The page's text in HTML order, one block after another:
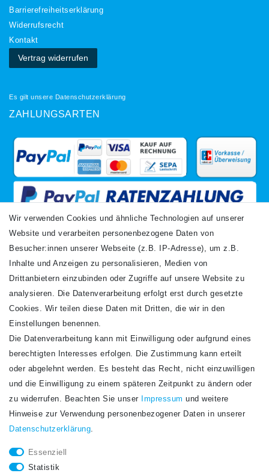
Barrierefreiheitserklärung
Widerrufs­recht
Kontakt
Vertrag widerrufen
Es gilt unsere Datenschutzerklärung
ZAHLUNGSARTEN
VERSANDARTEN
Newsletter
Honig
Hiermit bestätige ich, dass ich dieDaten­schutz­erklärunggelesen habe. Meine
Wir verwenden Cookies und ähnliche Technologien auf unserer
Website und verarbeiten personenbezogene Daten von
Besucher:innen unserer Webseite (z.B. IP-Adresse), um z.B.
Inhalte und Anzeigen zu personalisieren, Medien von
Drittanbietern einzubinden oder Zugriffe auf unsere Website zu
analysieren. Die Datenverarbeitung erfolgt erst durch gesetzte
Cookies. Wir teilen diese Daten mit Dritten, die wir in den
Einstellungen benennen.
Die Datenverarbeitung kann mit Einwilligung oder aufgrund eines
berechtigten Interesses erfolgen. Die Zustimmung kann erteilt
oder abgelehnt werden. Es besteht das Recht, nicht einzuwilligen
und die Einwilligung zu einem späteren Zeitpunkt zu ändern oder
zu widerrufen. Beachten Sie unser
Impressum und weitere
Hinweise zur Verwendung personenbezogener Daten in unserer
Daten­schutz­erklärung.
Essenziell
Statistik